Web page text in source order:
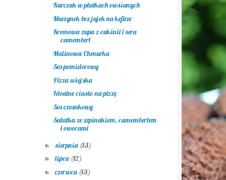
Kurczak w płatkach owsianych
Murzynek bez jajek na kefirze
Kremowa zupa z cukinii i sera
camembert
Malinowa Chmurka
Sos pomidorowy
Pizza wiejska
Idealne ciasto na pizzę
Sos czosnkowy
Sałatka ze szpinakiem, camembertem
i owocami
► sierpnia (13)
► lipca (12)
►czerwca (13)